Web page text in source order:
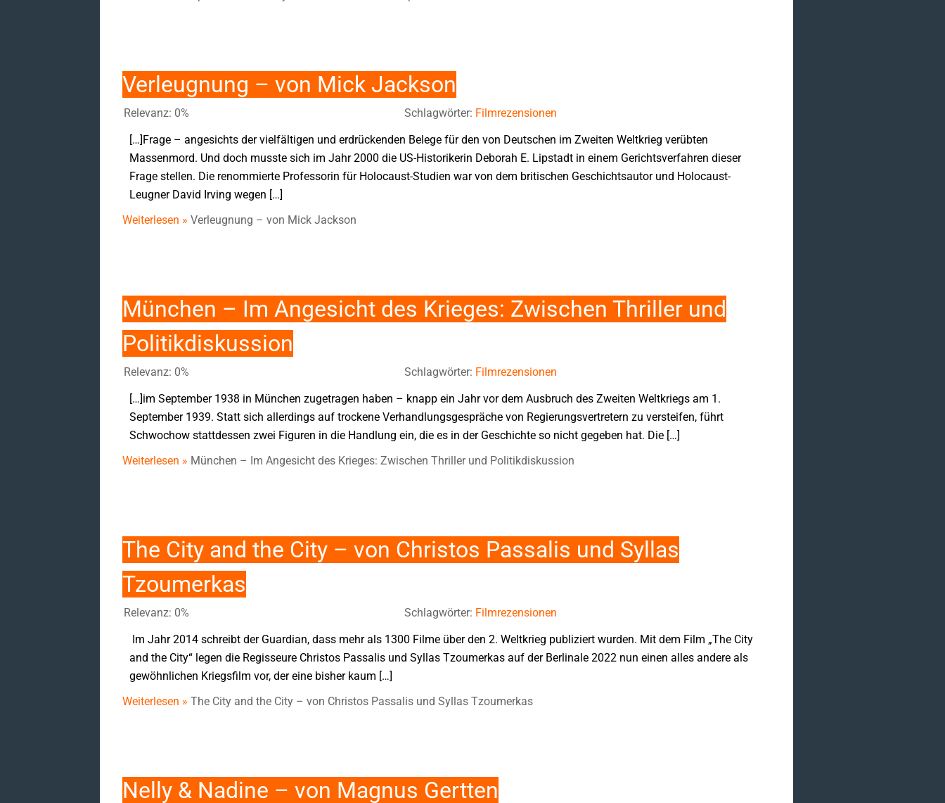
Verleugnung – von Mick Jackson
Relevanz: 0% Schlagwörter: Filmrezensionen
[…]Frage – angesichts der vielfältigen und erdrückenden Belege für den von Deutschen im Zweiten Weltkrieg verübten
Massenmord. Und doch musste sich im Jahr 2000 die US-Historikerin Deborah E. Lipstadt in einem Gerichtsverfahren dieser
Frage stellen. Die renommierte Professorin für Holocaust-Studien war von dem britischen Geschichtsautor und Holocaust-
Leugner David Irving wegen […]
Weiterlesen » Verleugnung – von Mick Jackson
München – Im Angesicht des Krieges: Zwischen Thriller und
Politikdiskussion
Relevanz: 0% Schlagwörter: Filmrezensionen
[…]im September 1938 in München zugetragen haben – knapp ein Jahr vor dem Ausbruch des Zweiten Weltkriegs am 1.
September 1939. Statt sich allerdings auf trockene Verhandlungsgespräche von Regierungsvertretern zu versteifen, führt
Schwochow stattdessen zwei Figuren in die Handlung ein, die es in der Geschichte so nicht gegeben hat. Die […]
Weiterlesen » München – Im Angesicht des Krieges: Zwischen Thriller und Politikdiskussion
The City and the City – von Christos Passalis und Syllas
Tzoumerkas
Relevanz: 0% Schlagwörter: Filmrezensionen
Im Jahr 2014 schreibt der Guardian, dass mehr als 1300 Filme über den 2. Weltkrieg publiziert wurden. Mit dem Film „The City
and the City“ legen die Regisseure Christos Passalis und Syllas Tzoumerkas auf der Berlinale 2022 nun einen alles andere als
gewöhnlichen Kriegsfilm vor, der eine bisher kaum […]
Weiterlesen » The City and the City – von Christos Passalis und Syllas Tzoumerkas
Nelly & Nadine – von Magnus Gertten